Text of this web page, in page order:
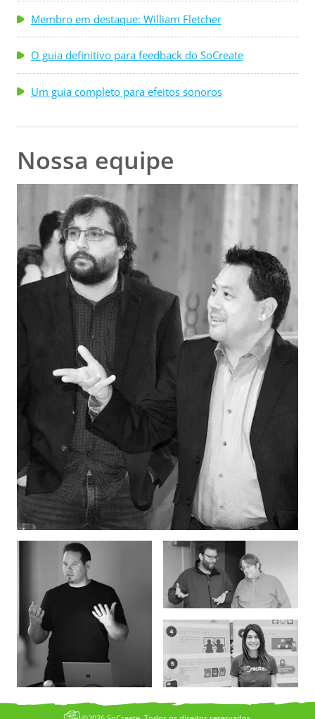
Membro em destaque: William Fletcher
O guia definitivo para feedback do SoCreate
Um guia completo para efeitos sonoros
Nossa equipe